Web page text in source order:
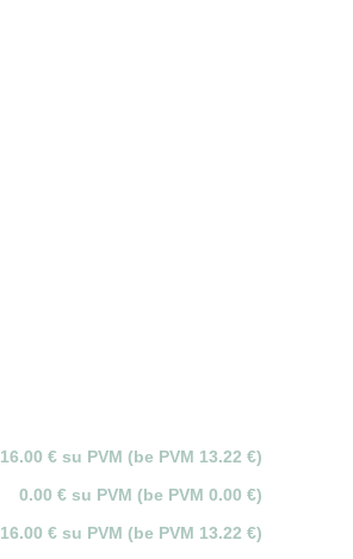
16.00 € su PVM (be PVM 13.22 €)
0.00 € su PVM (be PVM 0.00 €)
16.00 € su PVM (be PVM 13.22 €)